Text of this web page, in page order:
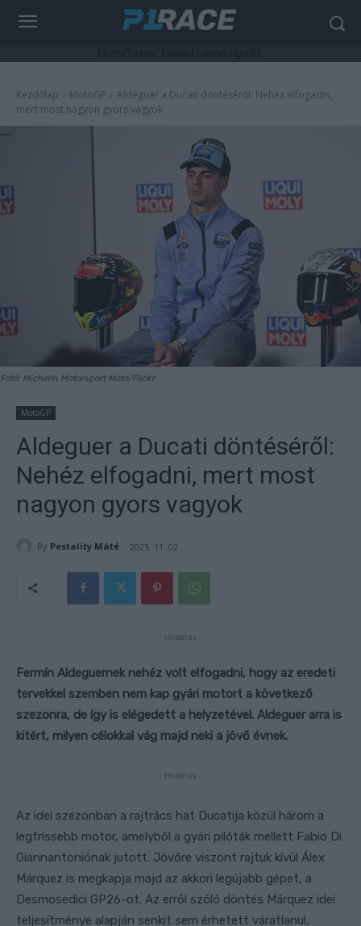
Kezdőlap MotoGP
Aldeguer a Ducati döntéséről: Nehéz elfogadni,
mert most nagyon gyors vagyok
Fotó: Michelin Motorsport Moto/Flickr
MotoGP
Aldeguer a Ducati döntéséről:
Nehéz elfogadni, mert most
nagyon gyors vagyok
By Pestality Máté 2025. 11. 02.
- Hirdetés -
Fermín Aldeguernek nehéz volt elfogadni, hogy az eredeti
tervekkel szemben nem kap gyári motort a következő
szezonra, de így is elégedett a helyzetével. Aldeguer arra is
kitért, milyen célokkal vág majd neki a jövő évnek.
- Hirdetés -
Az idei szezonban a rajtrács hat Ducatija közül három a
legfrissebb motor, amelyből a gyári pilóták mellett Fabio Di
Giannantoniónak jutott. Jövőre viszont rajtuk kívül Álex
Márquez is megkapja majd az akkori legújabb gépet, a
Desmosedici GP26-ot. Az erről szóló döntés Márquez idei
teljesítménye alapján senkit sem érhetett váratlanul,